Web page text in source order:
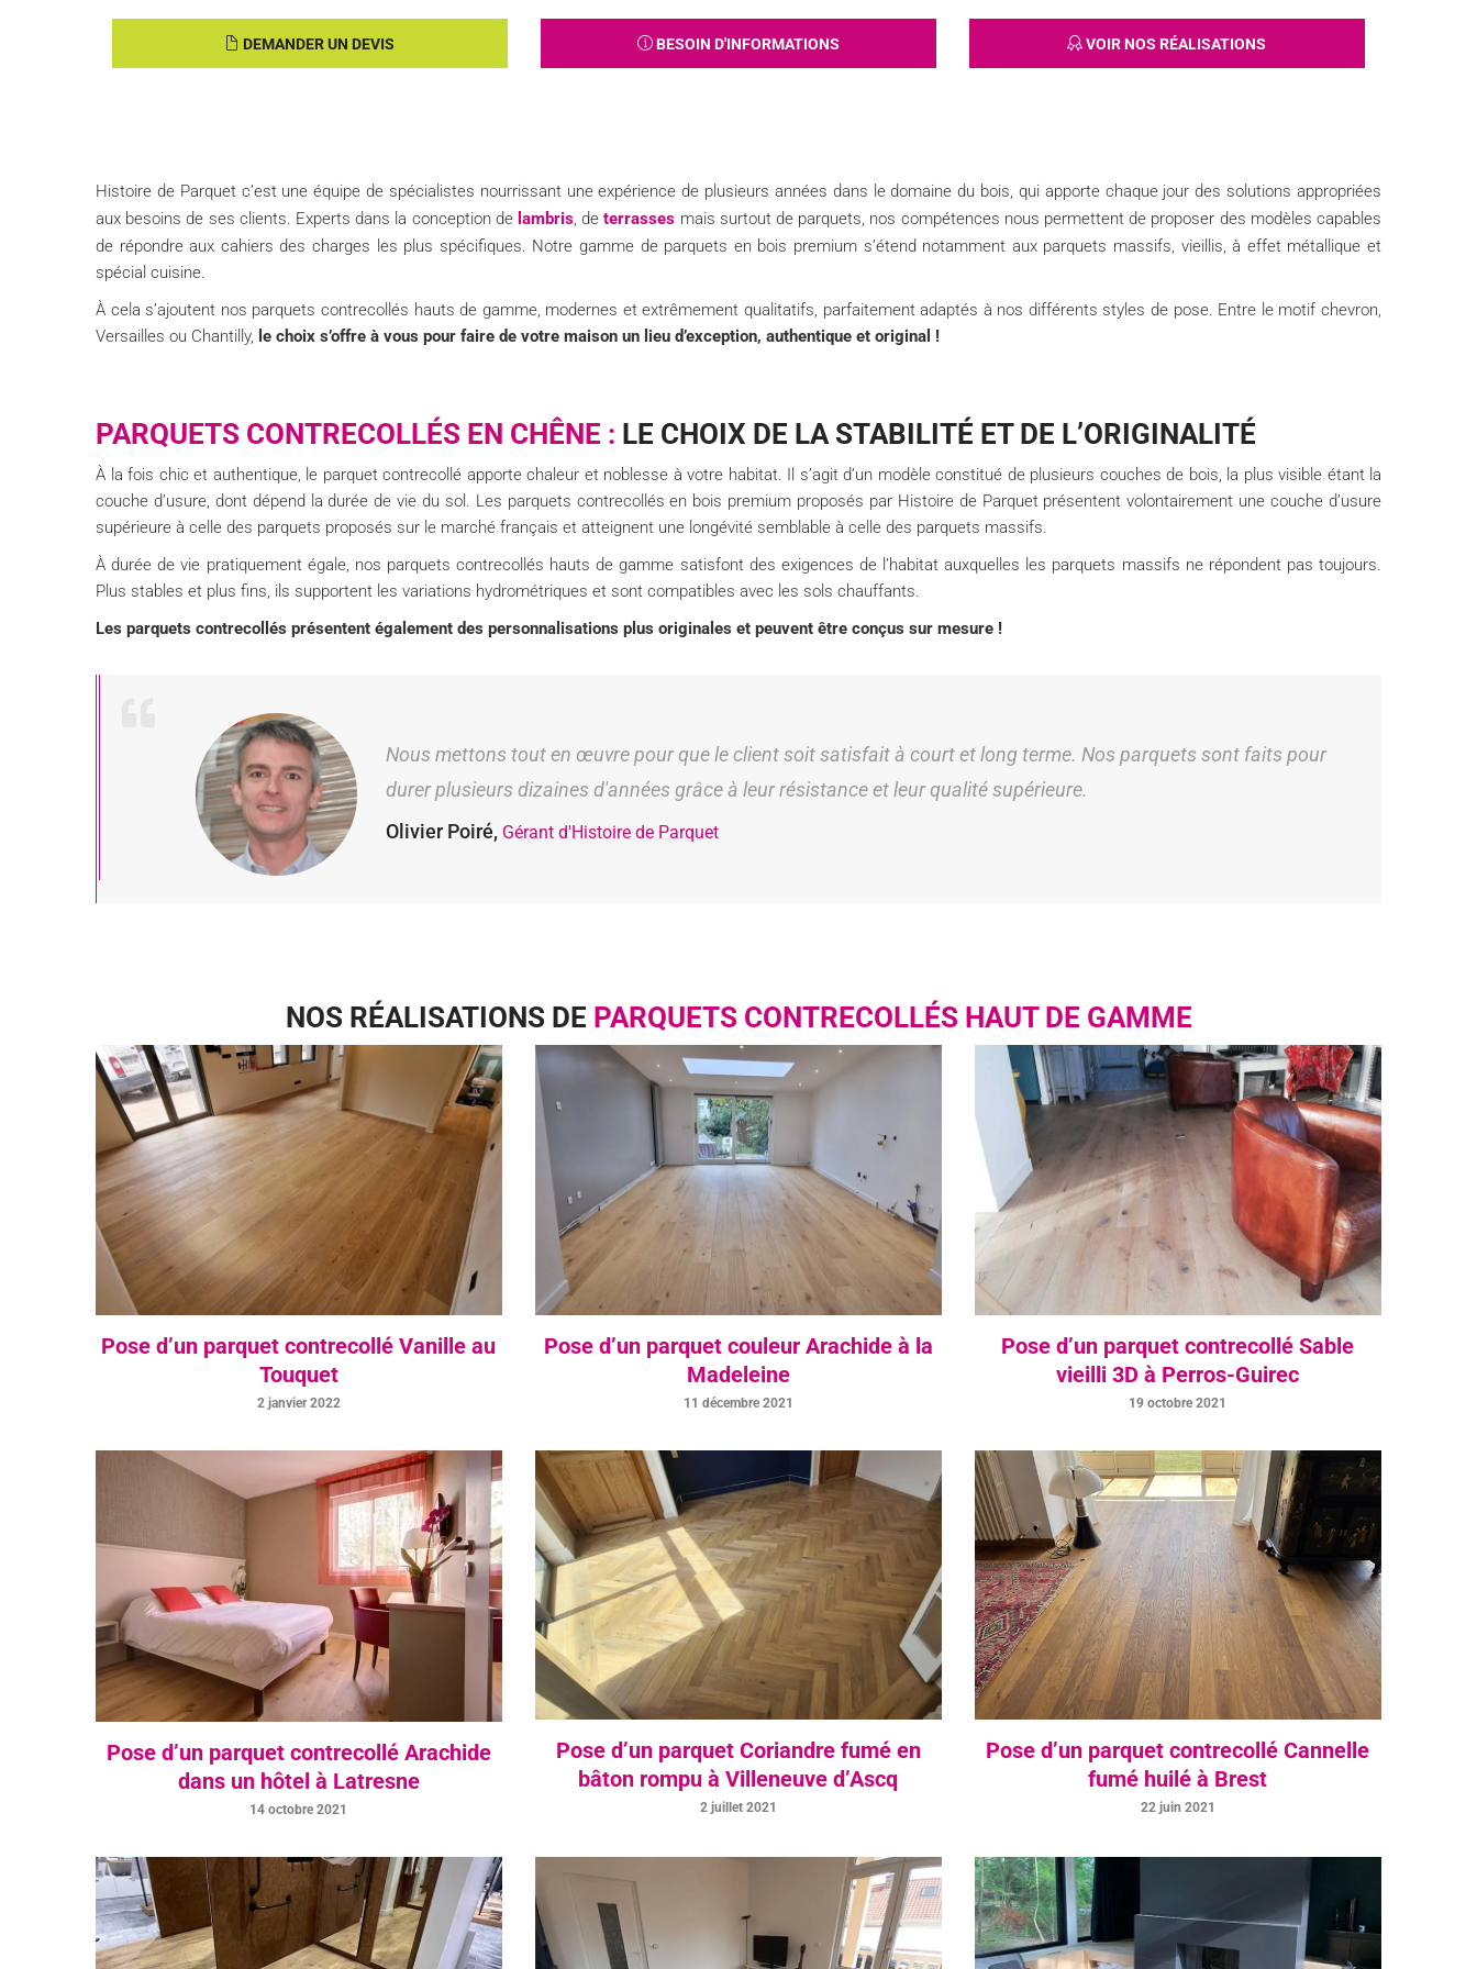
DEMANDER UN DEVIS BESOIN D'INFORMATIONS VOIR NOS RÉALISATIONS
Histoire de Parquet c’est une équipe de spécialistes nourrissant une expérience de plusieurs années dans le domaine du bois, qui apporte chaque jour des solutions appropriées
aux besoins de ses clients. Experts dans la conception de lambris, deterrasses mais surtout de parquets, nos compétences nous permettent de proposer des modèles capables
de répondre aux cahiers des charges les plus spécifiques. Notre gamme de parquets en bois premium s’étend notamment aux parquets massifs, vieillis, à effet métallique et
spécial cuisine.
À cela s’ajoutent nos parquets contrecollés hauts de gamme, modernes et extrêmement qualitatifs, parfaitement adaptés à nos différents styles de pose. Entre le motif chevron,
Versailles ou Chantilly, le choix s’offre à vous pour faire de votre maison un lieu d’exception, authentique et original !
PARQUETS CONTRECOLLÉS EN CHÊNE : LE CHOIX DE LA STABILITÉ ET DE L’ORIGINALITÉ
À la fois chic et authentique, le parquet contrecollé apporte chaleur et noblesse à votre habitat. Il s’agit d’un modèle constitué de plusieurs couches de bois, la plus visible étant la
couche d’usure, dont dépend la durée de vie du sol. Les parquets contrecollés en bois premium proposés par Histoire de Parquet présentent volontairement une couche d’usure
supérieure à celle des parquets proposés sur le marché français et atteignent une longévité semblable à celle des parquets massifs.
À durée de vie pratiquement égale, nos parquets contrecollés hauts de gamme satisfont des exigences de l’habitat auxquelles les parquets massifs ne répondent pas toujours.
Plus stables et plus fins, ils supportent les variations hydrométriques et sont compatibles avec les sols chauffants.
Les parquets contrecollés présentent également des personnalisations plus originales et peuvent être conçus sur mesure !
Nous mettons tout en œuvre pour que le client soit satisfait à court et long terme. Nos parquets sont faits pour
durer plusieurs dizaines d'années grâce à leur résistance et leur qualité supérieure.
Olivier Poiré, Gérant d'Histoire de Parquet
NOS RÉALISATIONS DE PARQUETS CONTRECOLLÉS HAUT DE GAMME
Pose d’un parquet contrecollé Vanille au
Touquet
2 janvier 2022
Pose d’un parquet couleur Arachide à la
Madeleine
11 décembre 2021
Pose d’un parquet contrecollé Sable
vieilli 3D à Perros-Guirec
19 octobre 2021
Pose d’un parquet contrecollé Arachide
dans un hôtel à Latresne
14 octobre 2021
Pose d’un parquet Coriandre fumé en
bâton rompu à Villeneuve d’Ascq
2 juillet 2021
Pose d’un parquet contrecollé Cannelle
fumé huilé à Brest
22 juin 2021